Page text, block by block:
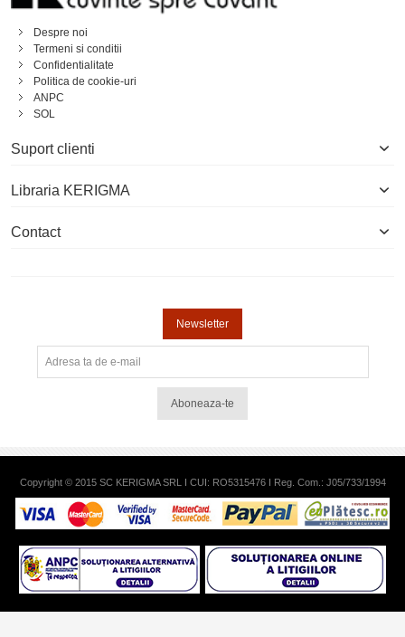
Despre noi
Termeni si conditii
Confidentialitate
Politica de cookie-uri
ANPC
SOL
Suport clienti
Libraria KERIGMA
Contact
Newsletter
Aboneaza-te
Copyright © 2015 SC KERIGMA SRL I CUI: RO5315476 I Reg. Com.: J05/733/1994